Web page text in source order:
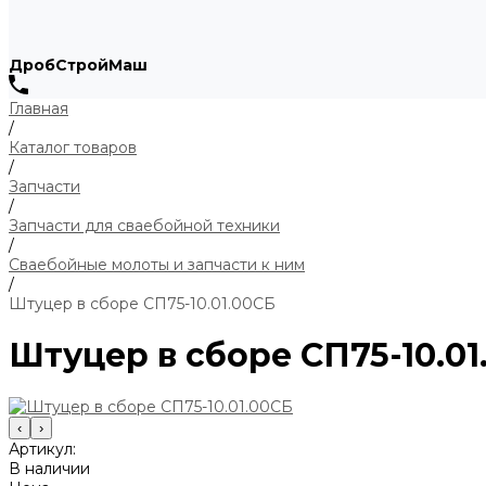
ДробСтройМаш
Главная
/
Каталог товаров
/
Запчасти
/
Запчасти для сваебойной техники
/
Сваебойные молоты и запчасти к ним
/
Штуцер в сборе СП75-10.01.00СБ
Штуцер в сборе СП75-
‹ ›
Артикул:
В наличии